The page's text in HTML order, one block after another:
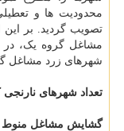
تصویب گردید. بر
مشاغل گروه یک،
شهرهای زرد مشاغل
تعداد شهرهای
گشایش مشاغل منوط